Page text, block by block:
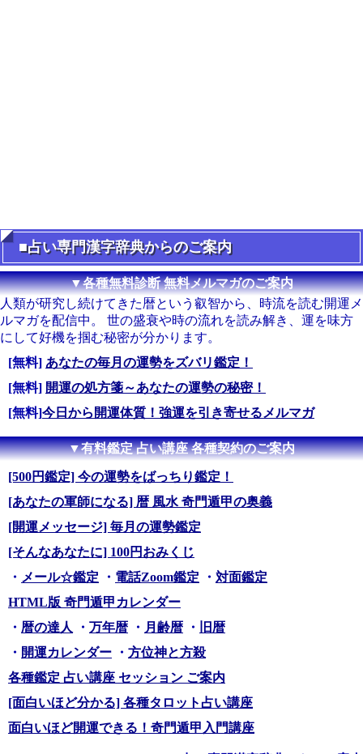
■占い専門漢字辞典からのご案内
▼各種無料診断 無料メルマガのご案内
人類が研究し続けてきた暦という叡智から、時流を読む開運メ
ルマガを配信中。 世の盛衰や時の流れを読み解き、運を味方
にして好機を掴む秘密が分かります。
[無料] あなたの毎月の運勢をズバリ鑑定！
[無料] 開運の処方箋～あなたの運勢の秘密！
[無料]今日から開運体質！強運を引き寄せるメルマガ
▼有料鑑定 占い講座 各種契約のご案内
[500円鑑定] 今の運勢をばっちり鑑定！
[あなたの軍師になる] 暦 風水 奇門遁甲の奥義
[開運メッセージ] 毎月の運勢鑑定
[そんなあなたに] 100円おみくじ
・ メール☆鑑定 ・ 電話Zoom鑑定 ・ 対面鑑定
HTML版 奇門遁甲カレンダー
・ 暦の達人 ・ 万年暦 ・ 月齢暦 ・
旧暦
・ 開運カレンダー ・ 方位神と方殺
各種鑑定 占い講座 セッション ご案内
[面白いほど分かる] 各種タロット占い講座
面白いほど開運できる！奇門遁甲入門講座